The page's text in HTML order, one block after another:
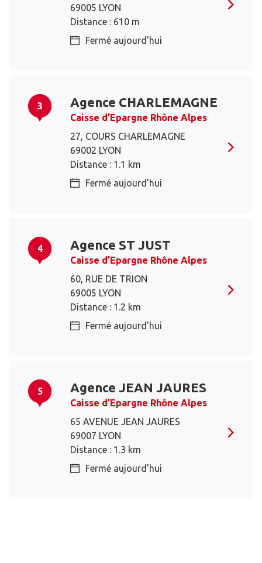
69005 LYON
Distance : 610 m
Fermé aujourd’hui
3 Agence CHARLEMAGNE
Caisse d’Epargne Rhône Alpes
27, COURS CHARLEMAGNE
69002 LYON
Distance : 1.1 km
Fermé aujourd’hui
4 Agence ST JUST
Caisse d’Epargne Rhône Alpes
60, RUE DE TRION
69005 LYON
Distance : 1.2 km
Fermé aujourd’hui
5 Agence JEAN JAURES
Caisse d’Epargne Rhône Alpes
65 AVENUE JEAN JAURES
69007 LYON
Distance : 1.3 km
Fermé aujourd’hui